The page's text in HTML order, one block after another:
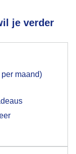
je verder
per maand)
voor het
gegeven,
waarin